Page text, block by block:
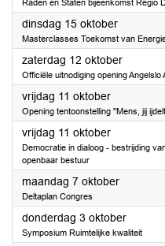
Raden en Staten bijeenkomst Regio
dinsdag 15 oktober2024
Masterclasses Toekomst van
zaterdag 12 oktober2024
Officiële uitnodiging opening Angelslo
vrijdag 11 oktober2024
Opening tentoonstelling "Mens, jij
vrijdag 11 oktober2024
Democratie in dialoog - bestrijding
openbaar bestuur
maandag 7 oktober2024
Deltaplan Congres
donderdag 3 oktober2024
Symposium Ruimtelijke kwaliteit